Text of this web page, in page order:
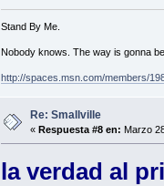
Stand By Me.
Nobody knows. The way is gonna
http://spaces.msn.com/members/
Re: Smallville
« Respuesta #8 en: Marzo
la verdad al